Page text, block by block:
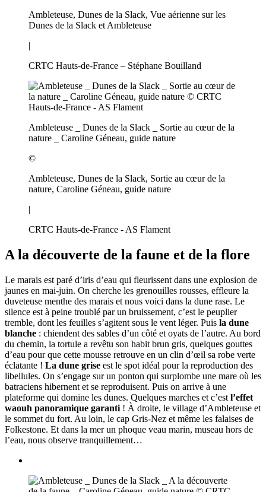
Ambleteuse, Dunes de la Slack, Vue aérienne sur les
Dunes de la Slack et Ambleteuse
|
CRTC Hauts-de-France – Stéphane Bouilland
Ambleteuse _ Dunes de la Slack _ Sortie au cœur de la
nature _ Caroline Géneau, guide nature
©
Ambleteuse, Dunes de la Slack, Sortie au cœur de la
nature, Caroline Géneau, guide nature
|
CRTC Hauts-de-France - AS Flament
A la découverte de la faune et de la flore
Le marais est paré d’iris d’eau qui fleurissent dans une explosion de
jaunes en mai-juin. On cherche les grenouilles rousses, effleure la
duveteuse menthe des marais et nous voici dans la dune rase. Le
silence est à peine troublé par un bruissement, c’est le peuplier
tremble, dont les feuilles s’agitent sous le vent léger. Puis la dune
blanche : chiendent des sables d’un côté et oyats de l’autre. Au bord
du chemin, la tortule a revêtu son habit brun gris, quelques gouttes
d’eau pour que cette mousse retrouve en un clin d’œil sa robe verte
éclatante ! La dune grise est le spot idéal pour la reproduction des
libellules. On s’engage sur un ponton qui surplombe une mare où les
batraciens hibernent et se reproduisent. Puis on arrive à une
plateforme qui domine les dunes. Quelques marches et c’est l’effet
waouh panoramique garanti ! À droite, le village d’Ambleteuse et
le sommet du fort. Au loin, le cap Gris-Nez et même les falaises de
Folkestone. Et dans la mer un phoque veau marin, museau hors de
l’eau, nous observe tranquillement…